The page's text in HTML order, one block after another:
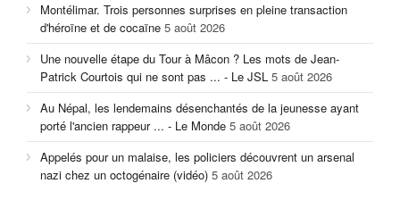
Montélimar. Trois personnes surprises en pleine transaction
d'héroïne et de cocaïne 5 août 2026
Une nouvelle étape du Tour à Mâcon ? Les mots de Jean-
Patrick Courtois qui ne sont pas ... - Le JSL 5 août 2026
Au Népal, les lendemains désenchantés de la jeunesse ayant
porté l'ancien rappeur ... - Le Monde 5 août 2026
Appelés pour un malaise, les policiers découvrent un arsenal
nazi chez un octogénaire (vidéo) 5 août 2026